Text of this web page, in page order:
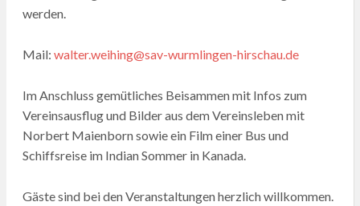
werden.
Mail: walter.weihing@sav-wurmlingen-hirschau.de
Im Anschluss gemütliches Beisammen mit Infos zum
Vereinsausflug und Bilder aus dem Vereinsleben mit
Norbert Maienborn sowie ein Film einer Bus und
Schiffsreise im Indian Sommer in Kanada.
Gäste sind bei den Veranstaltungen herzlich willkommen.